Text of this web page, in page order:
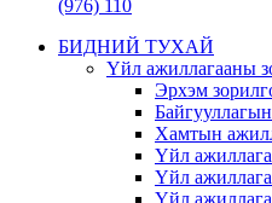
(976) 110
БИДНИЙ ТУХАЙ
Үйл ажиллагааны
Эрхэм
Хамтын
Үйл
Үйл
Үйл